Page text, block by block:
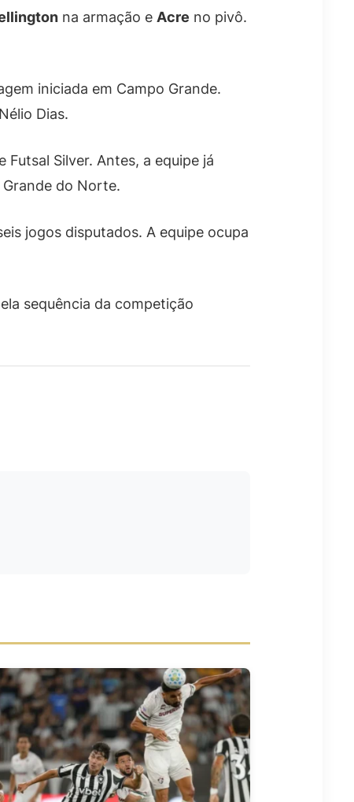
na armação e Acre no pivô.
iniciada em Campo Grande.
Dias.
Silver. Antes, a equipe já
do Norte.
jogos disputados. A equipe ocupa
sequência da competição